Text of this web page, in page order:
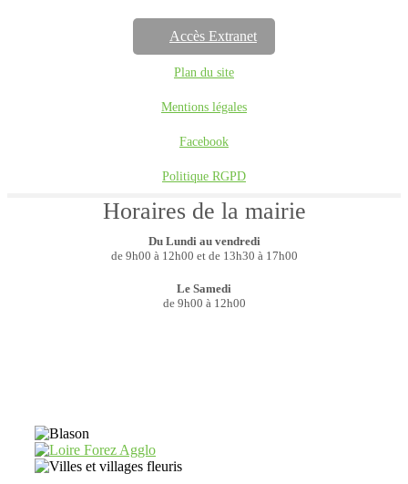
Accès Extranet
Plan du site
Mentions légales
Facebook
Politique RGPD
Horaires de la mairie
Du Lundi au vendredi
de 9h00 à 12h00 et de 13h30 à 17h00
Le Samedi
de 9h00 à 12h00